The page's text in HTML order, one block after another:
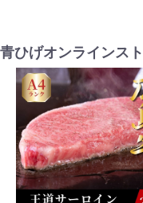
青ひげオンラインス